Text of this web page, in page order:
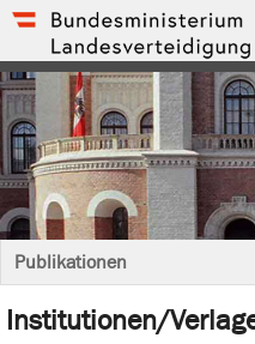
Publikationen
Institutionen/